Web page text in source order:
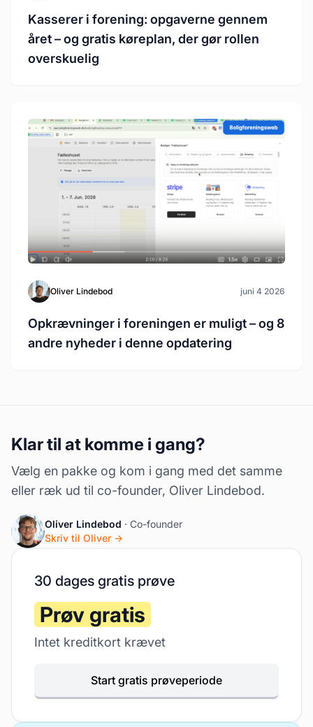
Kasserer i forening: opgaverne gennem
året – og gratis køreplan, der gør rollen
overskuelig
Oliver Lindebod juni 4 2026
Opkrævninger i foreningen er muligt – og 8
andre nyheder i denne opdatering
Klar til at komme i gang?
Vælg en pakke og kom i gang med det samme
eller ræk ud til co-founder, Oliver Lindebod.
Oliver Lindebod · Co-founder
Skriv til Oliver →
30 dages gratis prøve
Prøv gratis
Intet kreditkort krævet
Start gratis prøveperiode